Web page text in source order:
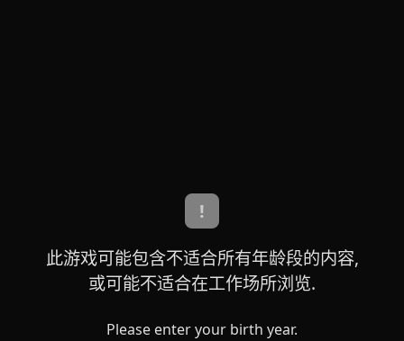
!
此游戏可能包含不适合所有年龄段的内容,
或可能不适合在工作场所浏览.
Please enter your birth year.